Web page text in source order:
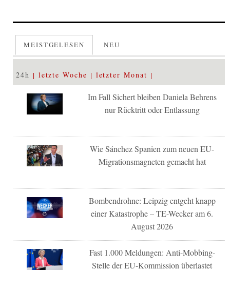
MEISTGELESEN NEU
24h letzte Woche letzter Monat
Im Fall Sichert bleiben Daniela Behrens
nur Rücktritt oder Entlassung
Wie Sánchez Spanien zum neuen EU-
Migrationsmagneten gemacht hat
Bombendrohne: Leipzig entgeht knapp
einer Katastrophe – TE-Wecker am 6.
August 2026
Fast 1.000 Meldungen: Anti-Mobbing-
Stelle der EU-Kommission überlastet